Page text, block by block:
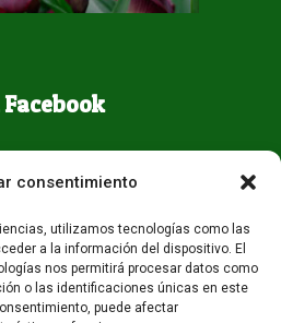
consentimiento
utilizamos tecnologías como las
a la información del dispositivo. El
nos permitirá procesar datos como
o las identificaciones únicas en este
puede afectar